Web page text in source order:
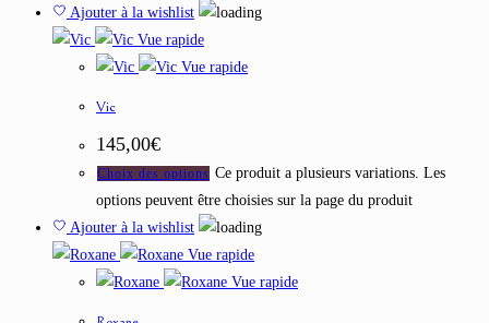
Ajouter à la wishlist
Vue rapide
Vue rapide
Vic
145,00€
Choix des options Ce produit a plusieurs variations. Les
options peuvent être choisies sur la page du produit
Ajouter à la wishlist
Vue rapide
Vue rapide